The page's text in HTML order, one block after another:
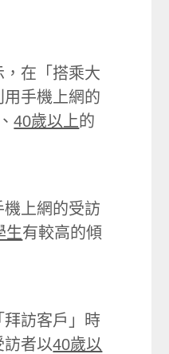
在「搭乘大
手機上網的
、40歲以上的
上網的受訪
生有較高的傾
訪客戶」時
訪者以40歲以